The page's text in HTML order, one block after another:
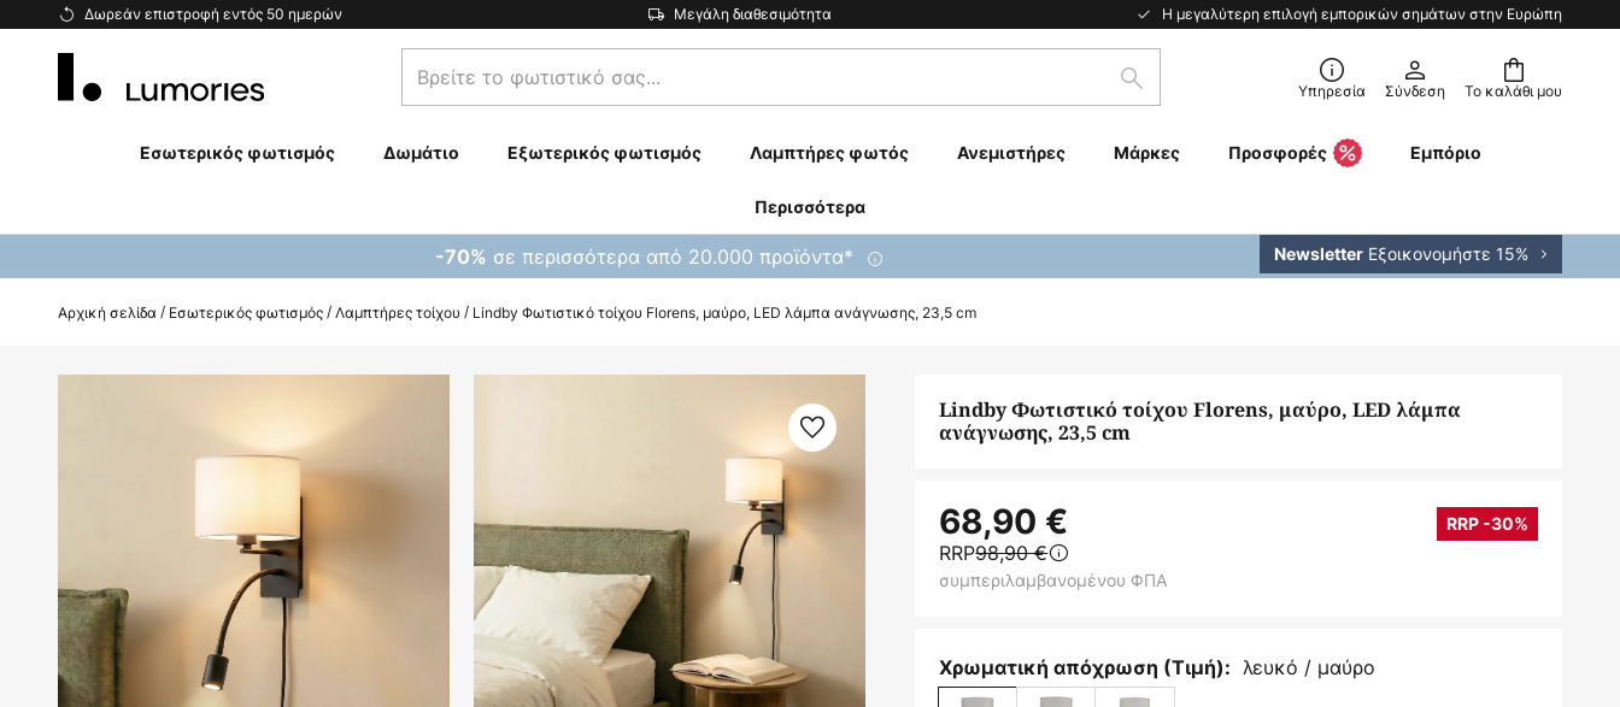
Δωρεάν επιστροφή εντός 50 ημερών Μεγάλη διαθεσιμότητα Η μεγαλύτερη επιλογή εμπορικών σημάτων στην Ευρώπη
Μετάβαση
Το καλάθι μου
Βρείτε
το
σας...
Αναζήτηση Υπηρεσία Σύνδεση
Εσωτερικός φωτισμός Δωμάτιο Εξωτερικός φωτισμός Λαμπτήρες φωτός Ανεμιστήρες Μάρκες Προσφορές Εμπόριο
Περισσότερα
-70% σε περισσότερα από 20.000 προϊόντα* Newsletter Εξοικονομήστε 15%
Αρχική σελίδα Εσωτερικός φωτισμός Λαμπτήρες τοίχου Lindby Φωτιστικό τοίχου Florens, μαύρο, LED λάμπα ανάγνωσης, 23,5 cm
Lindby Φωτιστικό τοίχου Florens, μαύρο, LED λάμπα
ανάγνωσης, 23,5 cm
68,90 € RRP -30%
RRP98,90 €
συμπεριλαμβανομένου ΦΠΑ
Χρωματική απόχρωση (Τιμή): λευκό / μαύρο